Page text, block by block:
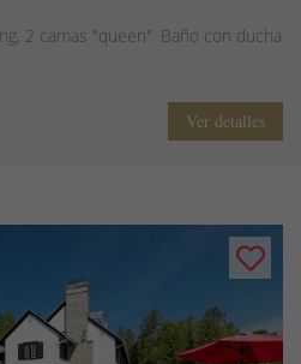
2 camas "queen". Baño con ducha
Ver detalles